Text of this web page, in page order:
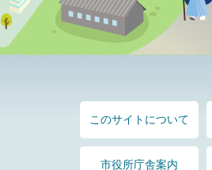
このサイトについて
市役所庁舎案内